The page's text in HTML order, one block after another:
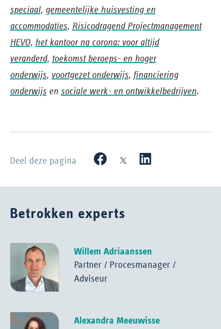
speciaal, gemeentelijke huisvesting en
accommodaties, Risicodragend Projectmanagement
HEVO, het kantoor na corona: voor altijd
veranderd, toekomst beroeps- en hoger
onderwijs, voortgezet onderwijs, financiering
onderwijs en sociale werk- en ontwikkelbedrijven.
Deel deze pagina
Betrokken experts
Willem Adriaanssen
Partner / Procesmanager /
Adviseur
Alexandra Meeuwisse